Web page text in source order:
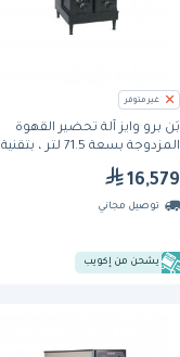
غير متوفر
بَن برو وايز آلة تحضير القهوة
المزدوجة بسعة 71.5 لتر ، بتقنية
السوفت هيت والـ DBC
16,579
توصيل مجاني
يشحن من إكويب